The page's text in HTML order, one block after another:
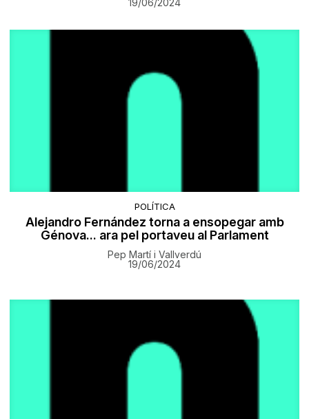
POLÍTICA
Alejandro Fernández torna a ensopegar amb
Génova... ara pel portaveu al Parlament
Pep Martí i Vallverdú
19/06/2024